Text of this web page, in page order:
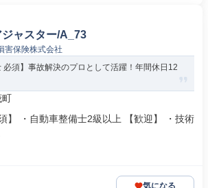
ャスター/A_73
害保険株式会社
必須】事故解決のプロとして活躍！年間休日12
町
】 ・自動車整備士2級以上 【歓迎】 ・技術
気になる